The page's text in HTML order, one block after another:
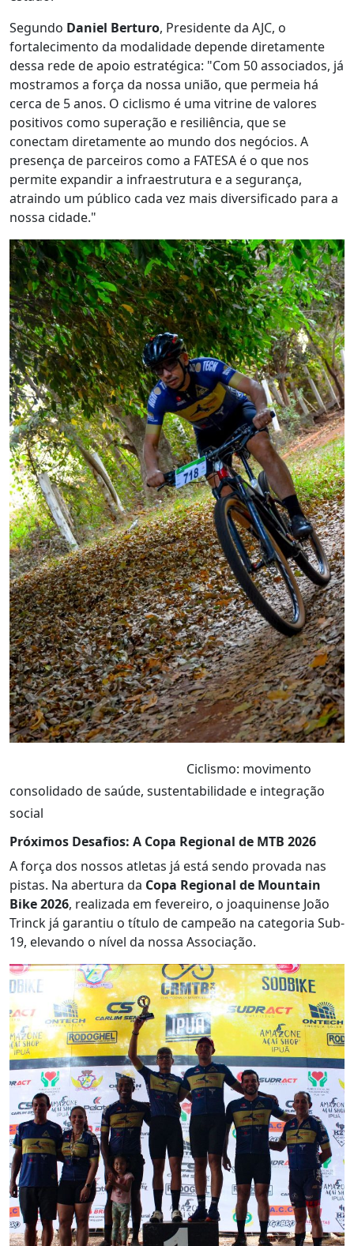
Segundo Daniel Berturo, Presidente da AJC, o
fortalecimento da modalidade depende diretamente
dessa rede de apoio estratégica: "Com 50 associados, já
mostramos a força da nossa união, que permeia há
cerca de 5 anos. O ciclismo é uma vitrine de valores
positivos como superação e resiliência, que se
conectam diretamente ao mundo dos negócios. A
presença de parceiros como a FATESA é o que nos
permite expandir a infraestrutura e a segurança,
atraindo um público cada vez mais diversificado para a
nossa cidade."
Ciclismo: movimento
consolidado de saúde, sustentabilidade e integração
social
Próximos Desafios: A Copa Regional de MTB 2026
A força dos nossos atletas já está sendo provada nas
pistas. Na abertura da Copa Regional de Mountain
Bike 2026, realizada em fevereiro, o joaquinense João
Trinck já garantiu o título de campeão na categoria Sub-
19, elevando o nível da nossa Associação.